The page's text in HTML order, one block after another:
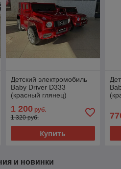
Детский электромобиль
Baby Driver D333
(красный глянец)
Полноприводный
1 200 руб.
1 320 руб.
Купить
и новинки